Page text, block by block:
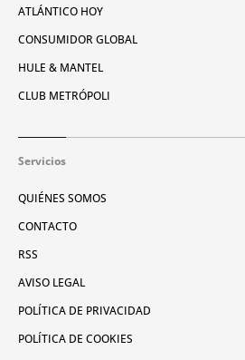
ATLÁNTICO HOY
CONSUMIDOR GLOBAL
HULE & MANTEL
CLUB METRÓPOLI
Servicios
QUIÉNES SOMOS
CONTACTO
RSS
AVISO LEGAL
POLÍTICA DE PRIVACIDAD
POLÍTICA DE COOKIES